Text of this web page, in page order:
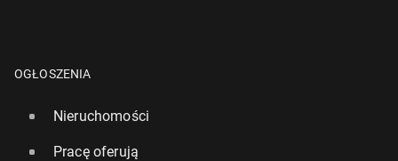
OGŁOSZENIA
Nieruchomości
Pracę oferują